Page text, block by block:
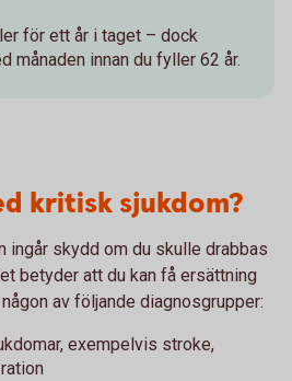
för ett år i taget – dock
månaden innan du fyller 62 år.
kritisk sjukdom?
ingår skydd om du skulle drabbas
betyder att du kan få ersättning
av följande diagnosgrupper:
exempelvis stroke,